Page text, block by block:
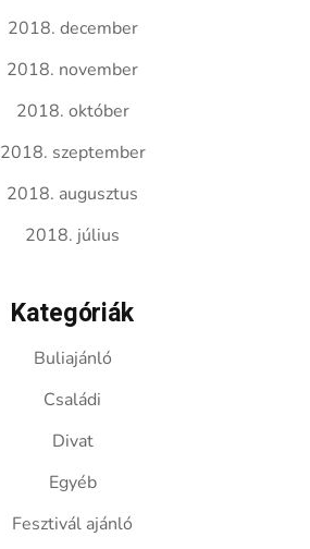
2018. december
2018. november
2018. október
2018. szeptember
2018. augusztus
2018. július
Kategóriák
Buliajánló
Családi
Divat
Egyéb
Fesztivál ajánló